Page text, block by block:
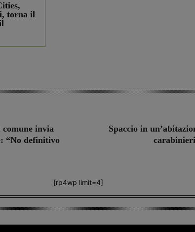
torna il
invia
“No definitivo
Spaccio in
[rp4wp limit=4]